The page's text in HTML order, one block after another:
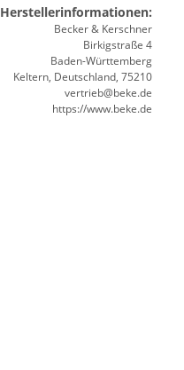
Herstellerinformationen:
Becker & Kerschner
Birkigstraße 4
Baden-Württemberg
Keltern, Deutschland, 75210
vertrieb@beke.de
https://www.beke.de